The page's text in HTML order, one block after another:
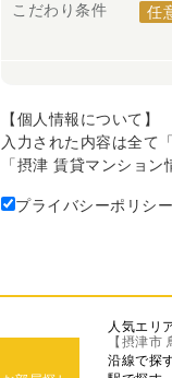
こだわり条件 任
【個人情報について】
入力された内容は全て
「摂津 賃貸マンショ
プライバシーポリシ
人気エ
【摂津市
沿線で